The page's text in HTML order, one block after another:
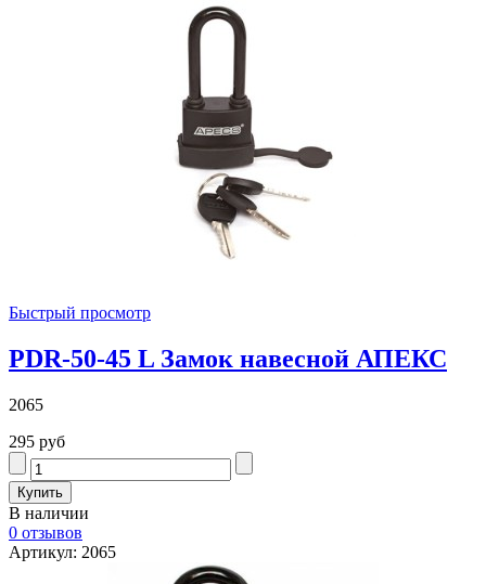
Быстрый просмотр
PDR-50-45 L Замок навесной АПЕКС
2065
295 руб
В наличии
0 отзывов
Артикул: 2065